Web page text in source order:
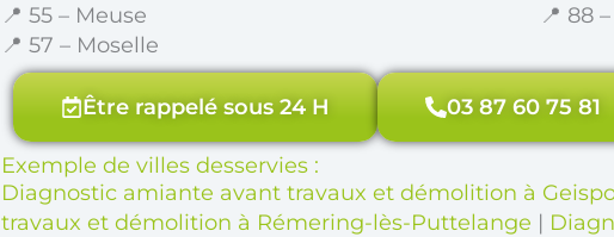
📍 55 – Meuse
📍 57 – Moselle
📍 88
Être rappelé sous 24 H 03 87 60 75 81
Exemple de villes desservies :
Diagnostic amiante avant travaux et démolition à
travaux et démolition à Rémering-lès-Puttelange |